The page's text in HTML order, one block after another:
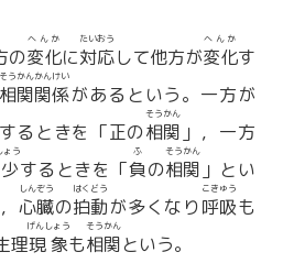
の変化
へんか
に対応
たいおう
して他方が変化
へんか
す
相関関係
そうかんかんけい
があるという。一方が
するときを「正の相関
そうかん
」，一方
ょう
するときを「負
ふ
の相関
そうかん
」とい
心臓
しんぞう
の拍動
はくどう
が多くなり呼吸
こきゅう
も
理現象
げんしょう
も相関
そうかん
という。